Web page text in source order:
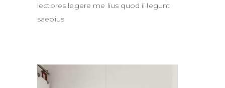
lectores legere me lius quod ii legunt
saepius